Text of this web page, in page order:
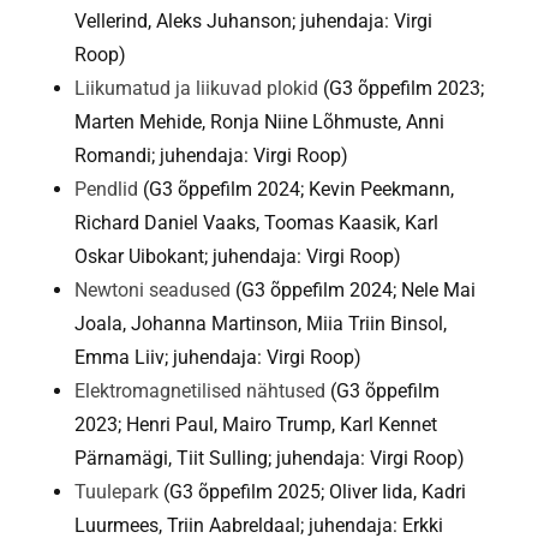
Vellerind, Aleks Juhanson; juhendaja: Virgi
Roop)
Liikumatud ja liikuvad plokid (G3 õppefilm 2023;
Marten Mehide, Ronja Niine Lõhmuste, Anni
Romandi; juhendaja: Virgi Roop)
Pendlid (G3 õppefilm 2024; Kevin Peekmann,
Richard Daniel Vaaks, Toomas Kaasik, Karl
Oskar Uibokant; juhendaja: Virgi Roop)
Newtoni seadused (G3 õppefilm 2024; Nele Mai
Joala, Johanna Martinson, Miia Triin Binsol,
Emma Liiv; juhendaja: Virgi Roop)
Elektromagnetilised nähtused (G3 õppefilm
2023; Henri Paul, Mairo Trump, Karl Kennet
Pärnamägi, Tiit Sulling; juhendaja: Virgi Roop)
Tuulepark (G3 õppefilm 2025; Oliver Iida, Kadri
Luurmees, Triin Aabreldaal; juhendaja: Erkki